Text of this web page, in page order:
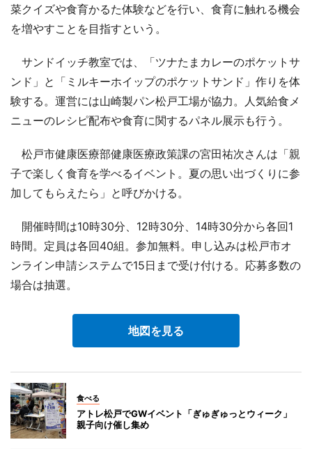
菜クイズや食育かるた体験などを行い、食育に触れる機会
を増やすことを目指すという。
サンドイッチ教室では、「ツナたまカレーのポケットサ
ンド」と「ミルキーホイップのポケットサンド」作りを体
験する。運営には山崎製パン松戸工場が協力。人気給食メ
ニューのレシピ配布や食育に関するパネル展示も行う。
松戸市健康医療部健康医療政策課の宮田祐次さんは「親
子で楽しく食育を学べるイベント。夏の思い出づくりに参
加してもらえたら」と呼びかける。
開催時間は10時30分、12時30分、14時30分から各回1
時間。定員は各回40組。参加無料。申し込みは松戸市オ
ンライン申請システムで15日まで受け付ける。応募多数の
場合は抽選。
地図を見る
食べる
アトレ松戸でGWイベント「ぎゅぎゅっとウィーク」
親子向け催し集め